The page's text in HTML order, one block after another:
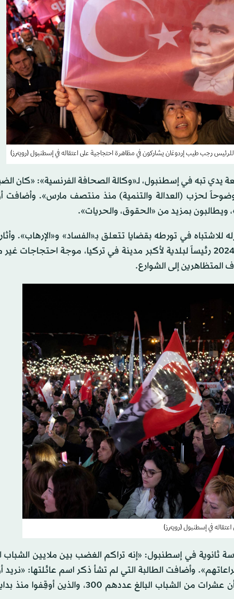
رجب طيب إردوغان يشاركون في مظاهرة احتجاجية على اعتقاله في إسطنبول (رويترز)
يدي تبه في إسطنبول، لـ«وكالة الصحافة الفرنسية»: «كان
لحزب (العدالة والتنمية) منذ منتصف مارس».
ويطالبون بمزيد من «الحقوق، والحريات».
للاشتباه في تورطه بقضايا تتعلق بـ«الفساد» و«الإرهاب».
إمام أوغلو، الذي انتُخب في 2019 وأعيد انتخابه في 2024 رئيساً لبلدية لأكبر مدينة في تركيا، موجة
المتظاهرين إلى الشوارع.
في إسطنبول (رويترز)
في مدرسة ثانوية في إسطنبول: «إنه تراكم الغضب بين ملايين الشباب
وأضافت الطالبة التي لم تشأ ذكر اسم عائلتها:
الصمت الذي بنت عليه الحكومة هيمنتها»، مذكّرة بأن عشرات من الشباب البالغ عددهم